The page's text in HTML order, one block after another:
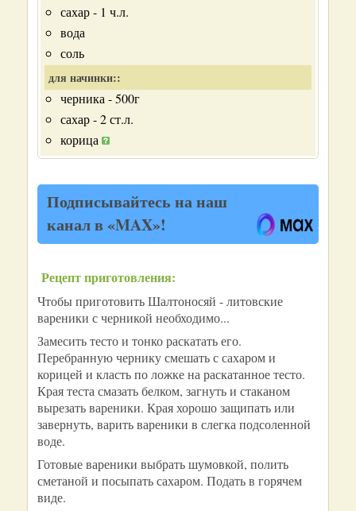
сахар - 1 ч.л.
вода
соль
для начинки::
черника - 500г
сахар - 2 ст.л.
корица
Подписывайтесь на наш
канал в «MAX»!
Рецепт приготовления:
Чтобы приготовить Шалтоносяй - литовские
вареники с черникой необходимо...
Замесить тесто и тонко раскатать его.
Перебранную чернику смешать с сахаром и
корицей и класть по ложке на раскатанное тесто.
Края теста смазать белком, загнуть и стаканом
вырезать вареники. Края хорошо защипать или
завернуть, варить вареники в слегка подсоленной
воде.
Готовые вареники выбрать шумовкой, полить
сметаной и посыпать сахаром. Подать в горячем
виде.